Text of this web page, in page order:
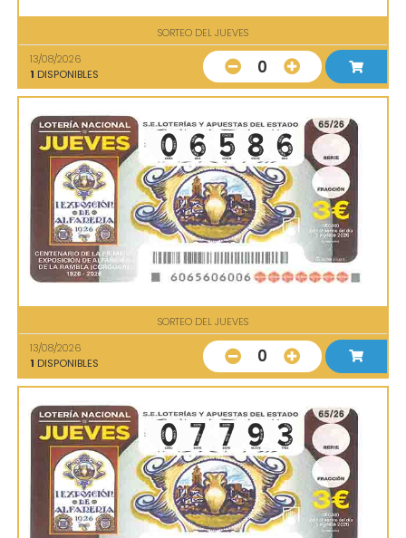
SORTEO DEL JUEVES
13/08/2026
1 DISPONIBLES 0
SORTEO DEL JUEVES
13/08/2026
1 DISPONIBLES 0